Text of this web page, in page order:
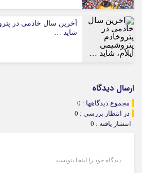
آخرین سال خادمی در
شاید …
ارسال دیدگاه
مجموع دیدگاهها : 0
در انتظار بررسی : 0
انتشار یافته : 0
دیدگاه خود را اینجا بنویسید